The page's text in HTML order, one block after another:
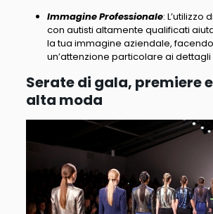
Immagine Professionale: L’utilizzo
con autisti altamente qualificati
la tua immagine aziendale,
un’attenzione particolare ai
Serate di gala, premiere
alta moda